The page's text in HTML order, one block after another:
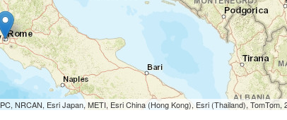
NRCAN, Esri Japan, METI, Esri China (Hong Kong), Esri (Thailand), TomTom,